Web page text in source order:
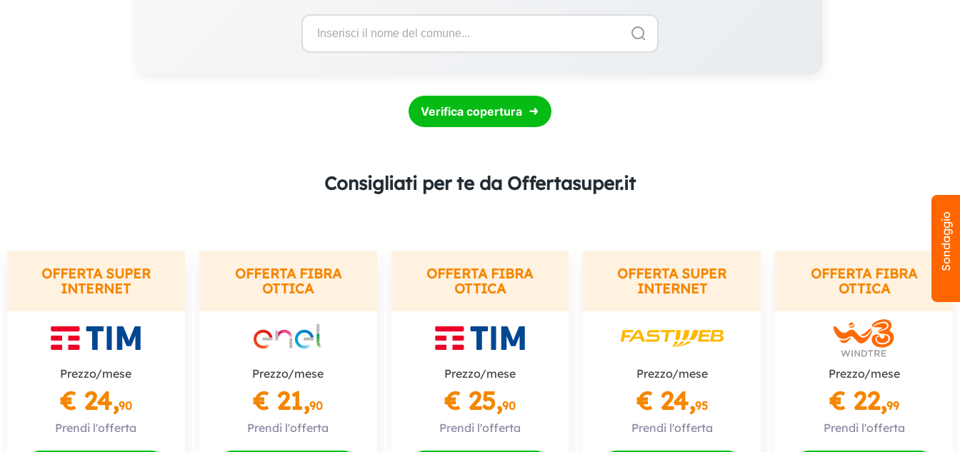
Verifica copertura
Consigliati per te da Offertasuper.it
OFFERTA SUPER
INTERNET
Prezzo/mese
€ 24,90
Prendi l'offerta
OFFERTA FIBRA
OTTICA
Prezzo/mese
€ 21,90
Prendi l'offerta
OFFERTA FIBRA
OTTICA
Prezzo/mese
€ 25,90
Prendi l'offerta
OFFERTA SUPER
INTERNET
Prezzo/mese
€ 24,95
Prendi l'offerta
OFFERTA FIBRA
OTTICA
Prezzo/mese
€ 22,99
Prendi l'offerta
Sondaggio